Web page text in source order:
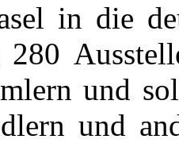
in die
280
und
und